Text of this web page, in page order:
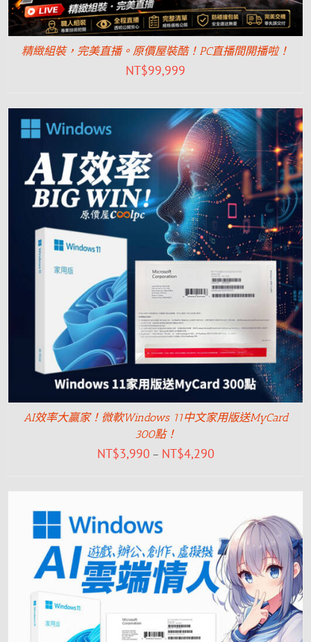
精緻組裝，完美直播。原價屋裝酷！PC直播間開播啦！
NT$99,999
AI效率大贏家！微軟Windows 11中文家用版送MyCard
300點！
NT$3,990 – NT$4,290